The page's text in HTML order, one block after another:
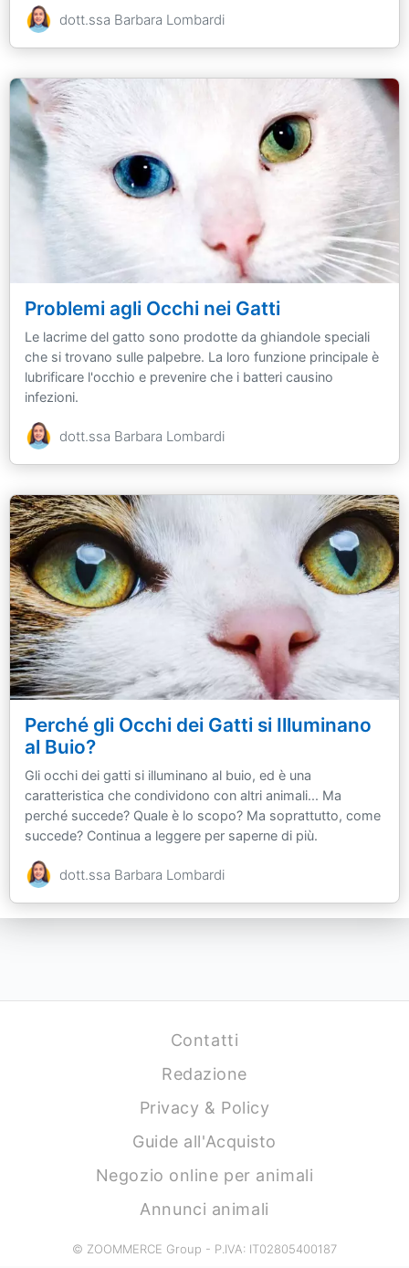
dott.ssa Barbara Lombardi
Problemi agli Occhi nei Gatti
Le lacrime del gatto sono prodotte da ghiandole speciali
che si trovano sulle palpebre. La loro funzione principale è
lubrificare l'occhio e prevenire che i batteri causino
infezioni.
dott.ssa Barbara Lombardi
Perché gli Occhi dei Gatti si Illuminano
al Buio?
Gli occhi dei gatti si illuminano al buio, ed è una
caratteristica che condividono con altri animali... Ma
perché succede? Quale è lo scopo? Ma soprattutto, come
succede? Continua a leggere per saperne di più.
dott.ssa Barbara Lombardi
Contatti
Redazione
Privacy & Policy
Guide all'Acquisto
Negozio online per animali
Annunci animali
© ZOOMMERCE Group - P.IVA: IT02805400187